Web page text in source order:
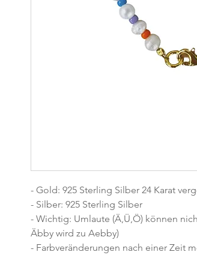
- Gold: 925 Sterling Silber 24 Karat
- Silber: 925 Sterling Silber
- Wichtig: Umlaute (Ä,Ü,Ö) können
Äbby wird zu Aebby)
- Farbveränderungen nach einer Zeit